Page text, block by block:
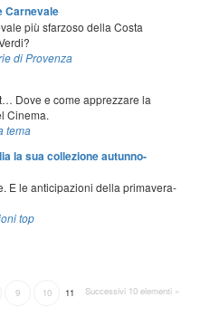
Carnevale
più sfarzoso della Costa
di Provenza
Dove e come apprezzare la
Cinema.
tema
la sua collezione autunno-
E le anticipazioni della primavera-
top
Successivi 10 elementi »
9 10 11